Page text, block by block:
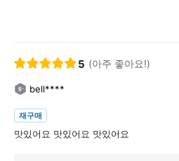
5 (아주 좋아요!)
bell****
재구매
맛있어요 맛있어요 맛있어요